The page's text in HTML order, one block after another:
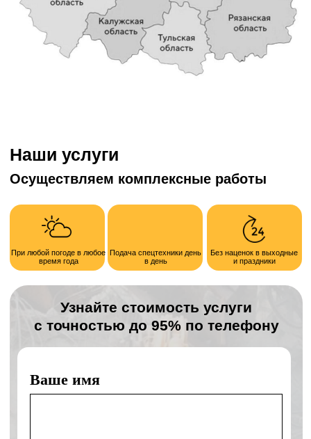
Отправляя форму, я соглашаюсь с политикой
конфиденциальности и обработки персональных данных
Номер телефона
+7
Получить расчет
Наши преимущества
День в день
Подача спецтехники день в день
Без наценок
Без наценок в выходные и праздники